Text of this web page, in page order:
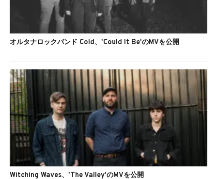
オルタナロックバンド Cold、'Could It Be'のMVを公開
Witching Waves、'The Valley'のMVを公開